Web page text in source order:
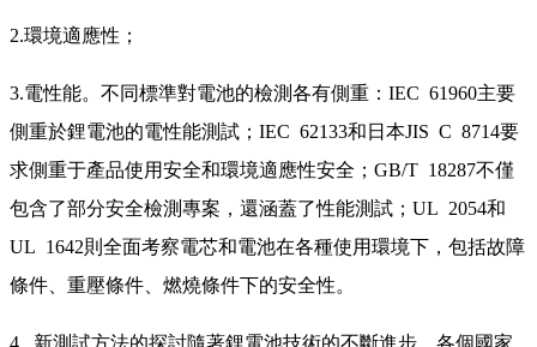
2.環境適應性；
3.電性能。不同標準對電池的檢測各有側重：IEC 61960主要
側重於鋰電池的電性能測試；IEC 62133和日本JIS C 8714要
求側重于產品使用安全和環境適應性安全；GB/T 18287不僅
包含了部分安全檢測專案，還涵蓋了性能測試；UL 2054和
UL 1642則全面考察電芯和電池在各種使用環境下，包括故障
條件、重壓條件、燃燒條件下的安全性。
4. 新測試方法的探討隨著鋰電池技術的不斷進步，各個國家